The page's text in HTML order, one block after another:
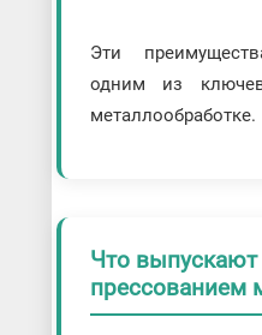
Эти
одним из
металлообработке.
Что выпускают
прессованием